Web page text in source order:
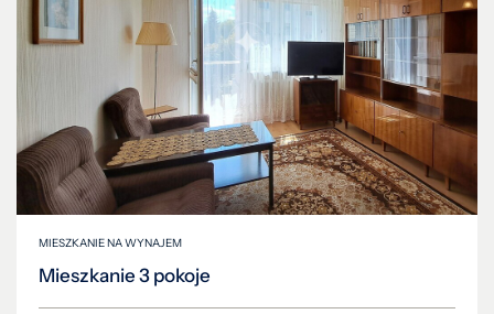
MIESZKANIE NA WYNAJEM
Mieszkanie 3 pokoje